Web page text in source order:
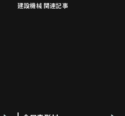
建設機械 関連記事